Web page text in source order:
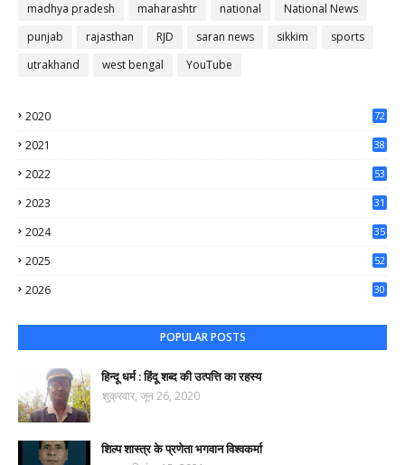
madhya pradesh
maharashtr national
National News
punjab
rajasthan RJD saran news sikkim
sports
utrakhand
west bengal YouTube
2020
72
2021
38
2022
53
2023
31
2024
35
2025
52
2026
30
POPULAR POSTS
हिन्दू धर्म : हिंदू शब्द की उत्पत्ति का रहस्य
शुक्रवार, जून 26, 2020
शिल्प शास्त्र के प्रणेता भगवान विश्वकर्मा